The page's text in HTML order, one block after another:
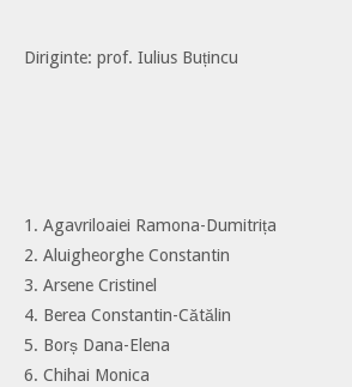
Diriginte: prof. Iulius Buțincu
1. Agavriloaiei Ramona-Dumitrița
2. Aluigheorghe Constantin
3. Arsene Cristinel
4. Berea Constantin-Cătălin
5. Borș Dana-Elena
6. Chihai Monica